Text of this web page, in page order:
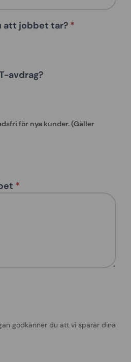
att jobbet tar? *
avdrag?
för nya kunder. (Gäller
*
godkänner du att vi sparar dina